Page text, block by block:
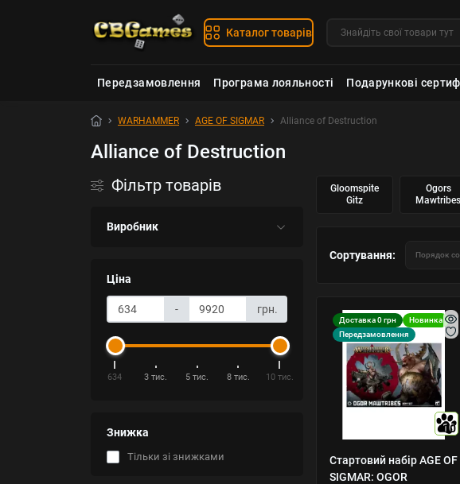
Каталог товарів
Передзамовлення Програма лояльності Подарункові
WARHAMMER AGE OF SIGMAR Alliance of Destruction
Alliance of Destruction
Фільтр товарів
Виробник
Ціна
- грн.
634 3 тис. 5 тис. 8 тис. 10 тис.
Знижка
Тільки зі знижками
Gloomspite
Gitz
Ogors
Mawtribes
Сортування:
Доставка 0 грн
Новинка
Передзамовлення
10
Стартовий набір AGE OF
SIGMAR: OGOR